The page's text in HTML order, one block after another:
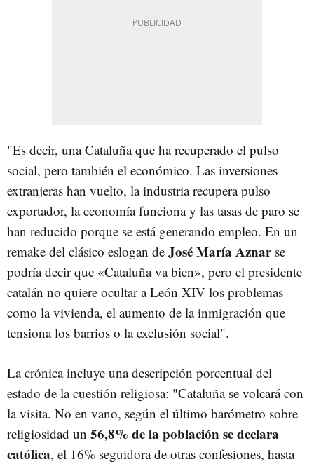
"Es decir, una Cataluña que ha recuperado el pulso
social, pero también el económico. Las inversiones
extranjeras han vuelto, la industria recupera pulso
exportador, la economía funciona y las tasas de paro se
han reducido porque se está generando empleo. En un
remake del clásico eslogan de José María Aznarse
podría decir que «Cataluña va bien», pero el presidente
catalán no quiere ocultar a León XIV los problemas
como la vivienda, el aumento de la inmigración que
tensiona los barrios o la exclusión social".
La crónica incluye una descripción porcentual del
estado de la cuestión religiosa: "Cataluña se volcará con
la visita. No en vano, según el último barómetro sobre
religiosidad un 56,8% de la población se declara
católica, el 16% seguidora de otras confesiones, hasta